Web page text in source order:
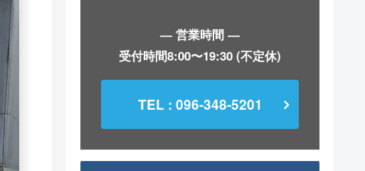
― 営業時間 ―
受付時間8:00〜19:30 (不定休)
TEL : 096-348-5201